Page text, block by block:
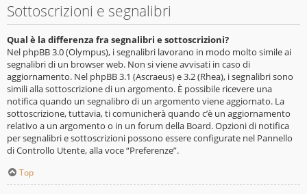
Sottoscrizioni e segnalibri
Qual è la differenza fra segnalibri e sottoscrizioni?
Nel phpBB 3.0 (Olympus), i segnalibri lavorano in modo molto simile ai
segnalibri di un browser web. Non si viene avvisati in caso di
aggiornamento. Nel phpBB 3.1 (Ascraeus) e 3.2 (Rhea), i segnalibri sono
simili alla sottoscrizione di un argomento. È possibile ricevere una
notifica quando un segnalibro di un argomento viene aggiornato. La
sottoscrizione, tuttavia, ti comunicherà quando c’è un aggiornamento
relativo a un argomento o in un forum della Board. Opzioni di notifica
per segnalibri e sottoscrizioni possono essere configurate nel Pannello
di Controllo Utente, alla voce “Preferenze”.
Top